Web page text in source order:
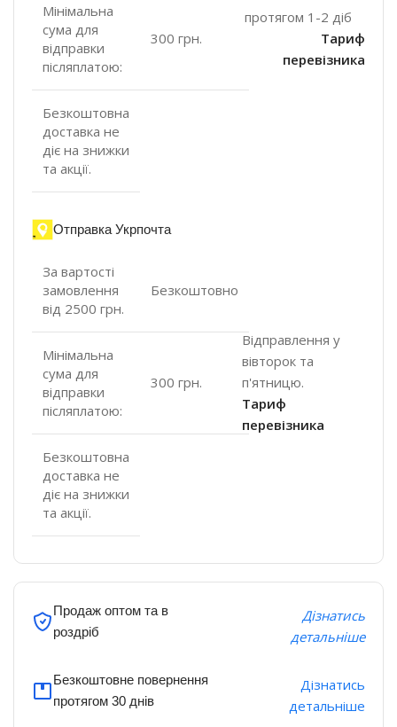
Мінімальна
сума для
відправки
післяплатою:
300 грн.
Безкоштовна
доставка не
діє на знижки
та акції.
протягом 1-2 діб
Тариф
перевізника
Отправка Укрпочта
За вартості
замовлення
від 2500 грн.
Безкоштовно
Мінімальна
сума для
відправки
післяплатою:
300 грн.
Безкоштовна
доставка не
діє на знижки
та акції.
Відправлення у
вівторок та
п'ятницю.
Тариф
перевізника
Продаж оптом та в
роздріб
Дізнатись
детальніше
Безкоштовне повернення
протягом 30 днів
Дізнатись
детальніше